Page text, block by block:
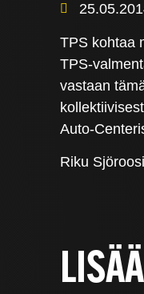
TPS kohtaa
TPS-
vastaan
Auto-
Riku